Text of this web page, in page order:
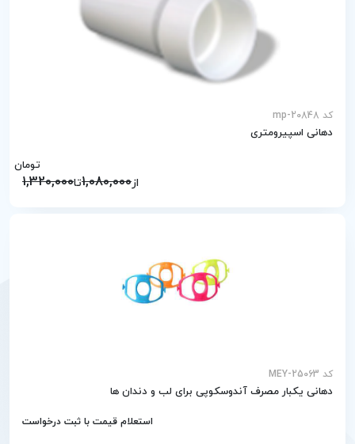
کد mp-20848
دهانی اسپیرومتری
از1,080,000تا1,320,000
تومان
کد MEY-25063
دهانی یکبار مصرف آندوسکوپی برای لب و دندان ها
استعلام قیمت با ثبت درخواست